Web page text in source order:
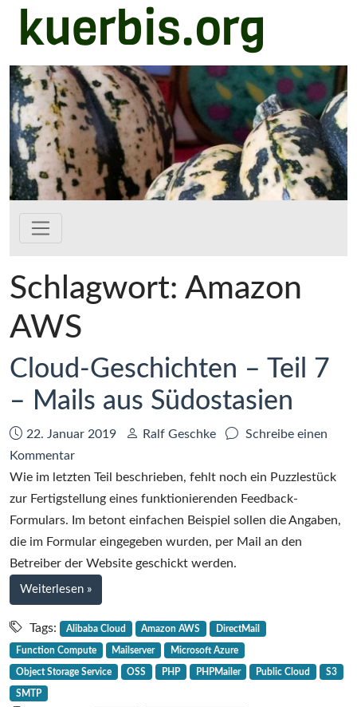
Zum Hauptinhalt springen
kuerbis.org
Schlagwort: Amazon
AWS
Cloud-Geschichten – Teil 7
– Mails aus Südostasien
Datum:
22. Januar 2019 Autor:
Ralf Geschke
Schreibe einen
Kommentarzu
Cloud-
Geschichten
–
Teil
7
–
Mails
aus
Südostasien
Wie im letzten Teil beschrieben, fehlt noch ein Puzzlestück
zur Fertigstellung eines funktionierenden Feedback-
Formulars. Im betont einfachen Beispiel sollen die Angaben,
die im Formular eingegeben wurden, per Mail an den
Betreiber der Website geschickt werden.
Weiterlesen bei
Cloud-
Geschichten
–
Teil
»
Tags: Alibaba Cloud Amazon AWS DirectMail
Function Compute Mailserver Microsoft Azure
Object Storage Service OSS PHP PHPMailer Public Cloud S3
SMTP